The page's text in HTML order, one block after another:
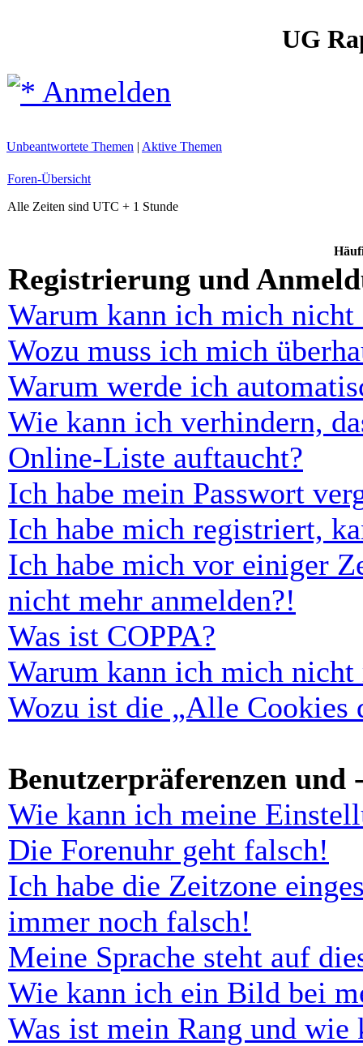
UG
Anmelden
Unbeantwortete Themen | Aktive Themen
Foren-Übersicht
Alle Zeiten sind UTC + 1 Stunde
Registrierung und
Warum kann ich mich nicht
Wozu muss ich mich
Warum werde ich
Wie kann ich verhindern,
Online-Liste auftaucht?
Ich habe mein Passwort
Ich habe mich registriert,
Ich habe mich vor einiger
nicht mehr anmelden?!
Was ist COPPA?
Warum kann ich mich nicht
Wozu ist die „Alle Cookies
Benutzerpräferenzen und
Wie kann ich meine
Die Forenuhr geht falsch!
Ich habe die Zeitzone
immer noch falsch!
Meine Sprache steht auf
Wie kann ich ein Bild bei
Was ist mein Rang und wie